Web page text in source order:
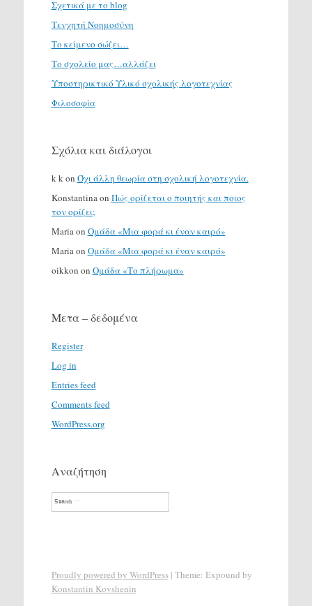
Σχετικά με το blog
Τενχητή Νοημοσύνη
Το κείμενο σώζει…
Το σχολείο μας…αλλάζει
Υποστηρικτικό Υλικό σχολικής λογοτεχνίας
Φιλοσοφία
Σχόλια και διάλογοι
k k on Όχι άλλη θεωρία στη σχολική λογοτεχνία.
Konstantina on Πώς ορίζεται ο ποιητής και ποιος
τον ορίζει;
Maria on Ομάδα «Μια φορά κι έναν καιρό»
Maria on Ομάδα «Μια φορά κι έναν καιρό»
oikkon on Ομάδα «Το πλήρωμα»
Μετα – δεδομένα
Register
Log in
Entries feed
Comments feed
WordPress.org
Αναζήτηση
Search
Proudly powered by WordPress| Theme: Expound by
Konstantin Kovshenin